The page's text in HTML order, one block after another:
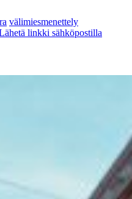
välimiesmenettely
linkki sähköpostilla